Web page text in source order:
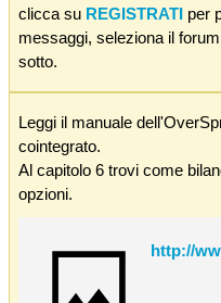
clicca su REGISTRATI per
messaggi, seleziona il
sotto.
Leggi il manuale
cointegrato.
Al capitolo 6 trovi come
opzioni.